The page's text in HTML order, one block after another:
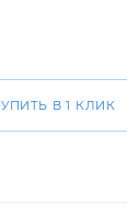
В 1 КЛИК